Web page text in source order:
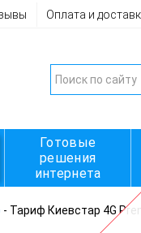
Оплата и
Готовые
решения
интернета
- Тариф Киевстар 4G